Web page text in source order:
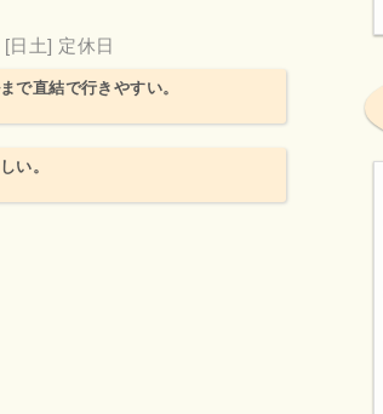
[日土] 定休日
で直結で行きやすい。
い。